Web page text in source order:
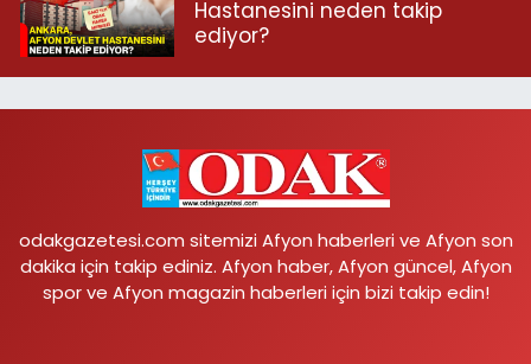
Hastanesini neden takip
ediyor?
odakgazetesi.com sitemizi Afyon haberleri ve Afyon son
dakika için takip ediniz. Afyon haber, Afyon güncel, Afyon
spor ve Afyon magazin haberleri için bizi takip edin!